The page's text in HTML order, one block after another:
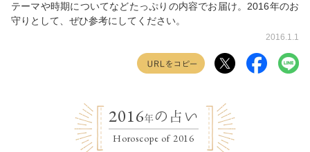
テーマや時期についてなどたっぷりの内容でお届け。2016年のお
守りとして、ぜひ参考にしてください。
2016.1.1
2016年 の占い
Horoscope of 2016